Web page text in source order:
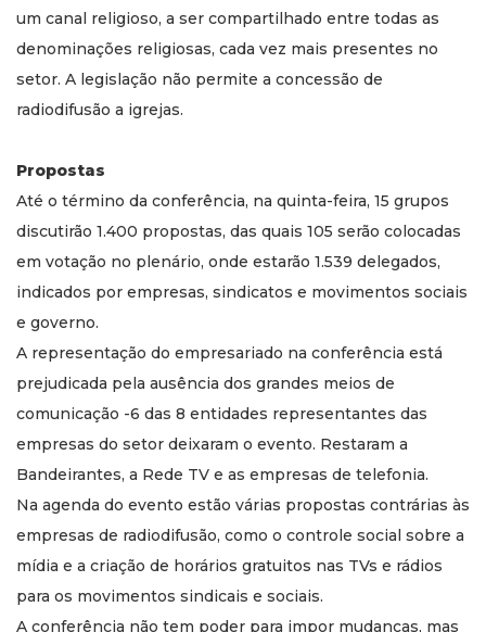
um canal religioso, a ser compartilhado entre todas as
denominações religiosas, cada vez mais presentes no
setor. A legislação não permite a concessão de
radiodifusão a igrejas.
Propostas
Até o término da conferência, na quinta-feira, 15 grupos
discutirão 1.400 propostas, das quais 105 serão colocadas
em votação no plenário, onde estarão 1.539 delegados,
indicados por empresas, sindicatos e movimentos sociais
e governo.
A representação do empresariado na conferência está
prejudicada pela ausência dos grandes meios de
comunicação -6 das 8 entidades representantes das
empresas do setor deixaram o evento. Restaram a
Bandeirantes, a Rede TV e as empresas de telefonia.
Na agenda do evento estão várias propostas contrárias às
empresas de radiodifusão, como o controle social sobre a
mídia e a criação de horários gratuitos nas TVs e rádios
para os movimentos sindicais e sociais.
A conferência não tem poder para impor mudanças, mas